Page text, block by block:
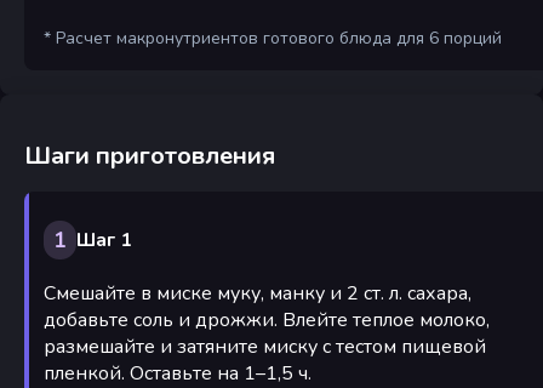
* Расчет макронутриентов готового блюда для 6 порций
Шаги приготовления
1 Шаг 1
Смешайте в миске муку, манку и 2 ст. л. сахара,
добавьте соль и дрожжи. Влейте теплое молоко,
размешайте и затяните миску с тестом пищевой
пленкой. Оставьте на 1–1,5 ч.